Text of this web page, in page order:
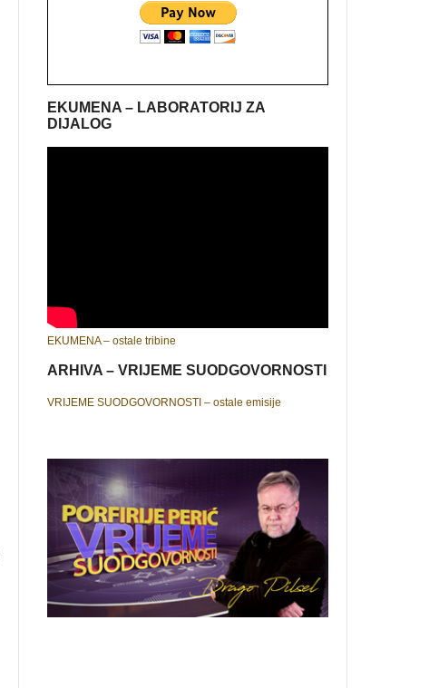
EKUMENA – LABORATORIJ ZA
DIJALOG
EKUMENA – ostale tribine
ARHIVA – VRIJEME SUODGOVORNOSTI
VRIJEME SUODGOVORNOSTI – ostale emisije